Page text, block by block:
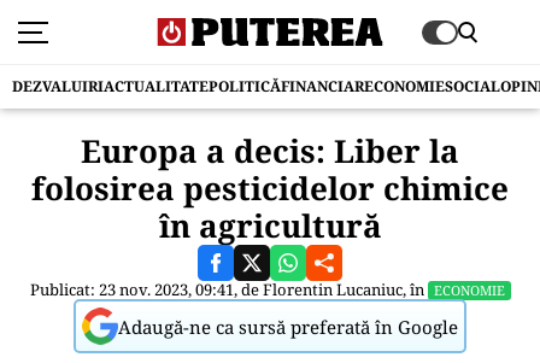
DEZVALUIRIACTUALITATEPOLITICĂFINANCIARECONOMIESOCIAL
Europa a decis: Liber la
folosirea pesticidelor chimice
în agricultură
Publicat: 23 nov. 2023, 09:41, deFlorentin Lucaniuc, în ECONOMIE
Adaugă-ne ca sursă preferată în Google